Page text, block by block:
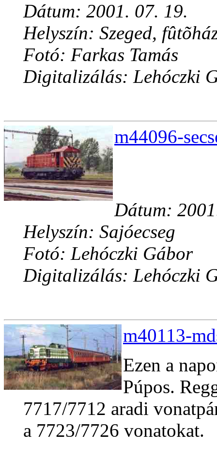
Dátum: 2001. 07. 19.
Helyszín: Szeged,
Fotó: Farkas Tamás
Digitalizálás: Lehóczki
m44096-
Dátum:
Helyszín: Sajóecseg
Fotó: Lehóczki Gábor
Digitalizálás: Lehóczki
m40113-
Ezen a
Púpos.
7717/7712 aradi
a 7723/7726 vonatokat.